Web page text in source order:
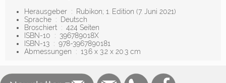
Herausgeber ‏ : ‎
Rubikon; 1. Edition (7. Juni 2021)
Sprache ‏ : ‎
Deutsch
Broschiert ‏ : ‎ 424 Seiten
ISBN-10 ‏ : ‎ 396789018X
ISBN-13 ‏ : ‎ 978-3967890181
Abmessungen ‏ : ‎ 13.6 x 3.2 x 20.3 cm